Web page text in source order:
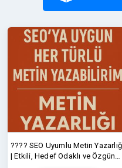
projeleri doğru
???? SEO Uyumlu Metin
| Etkili, Hedef Odaklı ve Özgün